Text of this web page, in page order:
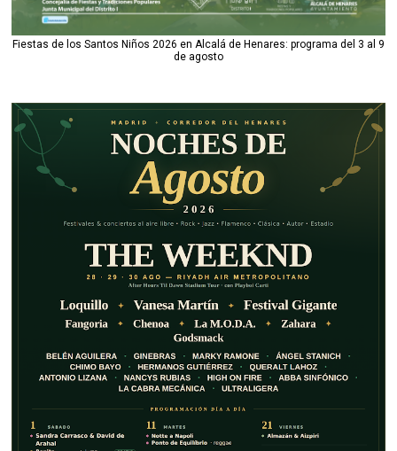
Fiestas de los Santos Niños 2026 en Alcalá de Henares: programa del 3 al 9
de agosto